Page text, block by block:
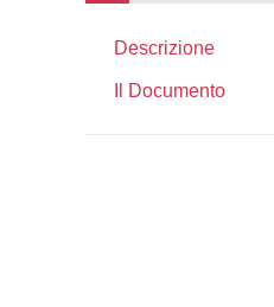
Descrizione
Il Documento